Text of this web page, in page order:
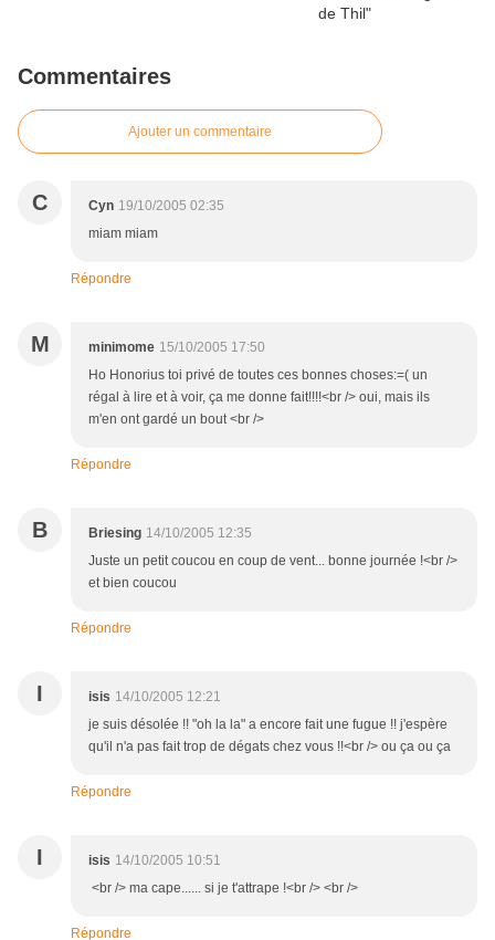
Commentaires
Ajouter un commentaire
C Cyn 19/10/2005 02:35
miam miam
Répondre
M minimome 15/10/2005 17:50
Ho Honorius toi privé de toutes ces bonnes choses:=( un
régal à lire et à voir, ça me donne fait!!!!<br /> oui, mais ils
m'en ont gardé un bout <br />
Répondre
B Briesing 14/10/2005 12:35
Juste un petit coucou en coup de vent... bonne journée !<br />
et bien coucou
Répondre
I isis 14/10/2005 12:21
je suis désolée !! "oh la la" a encore fait une fugue !! j'espère
qu'il n'a pas fait trop de dégats chez vous !!<br /> ou ça ou ça
Répondre
I isis 14/10/2005 10:51
<br /> ma cape...... si je t'attrape !<br /> <br />
Répondre